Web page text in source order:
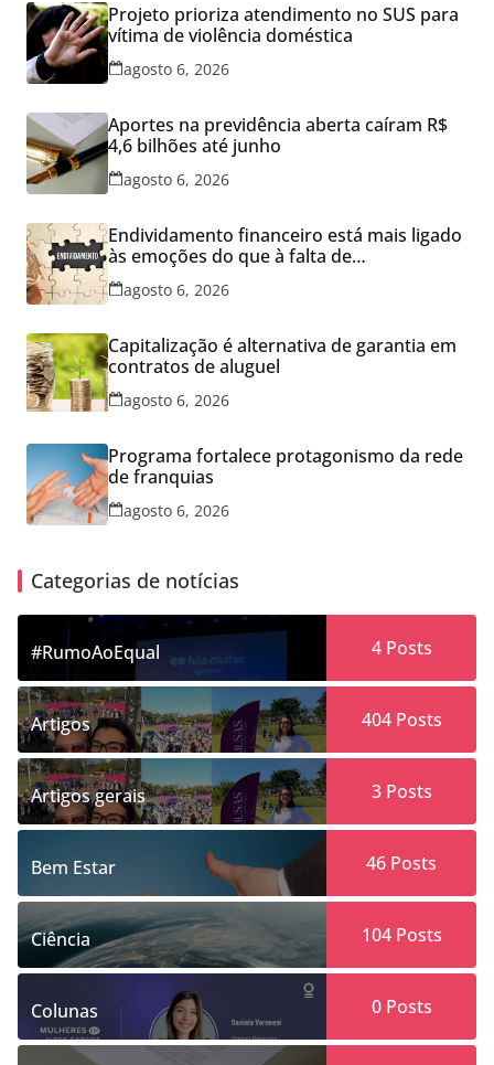
Projeto prioriza atendimento no SUS para
vítima de violência doméstica
agosto 6, 2026
Aportes na previdência aberta caíram R$
4,6 bilhões até junho
agosto 6, 2026
Endividamento financeiro está mais ligado
às emoções do que à falta de
conhecimento
agosto 6, 2026
Capitalização é alternativa de garantia em
contratos de aluguel
agosto 6, 2026
Programa fortalece protagonismo da rede
de franquias
agosto 6, 2026
Categorias de notícias
#RumoAoEqual 4Posts
Artigos 404Posts
Artigos gerais 3Posts
Bem Estar 46 Posts
Ciência 104Posts
Colunas 0Posts